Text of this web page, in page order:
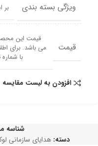
ویژگی بسته بندی بر
قیمت
قیمت این
می باشد. برای
با شماره 09101394264 در واتس آپ پیام دهید
افزودن به لیست مقایسه
شناسه
دسته: هدایای سازمانی